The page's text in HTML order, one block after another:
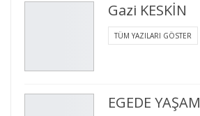
Gazi KESKİN
TÜM YAZILARI GÖSTER
EGEDE YAŞAM